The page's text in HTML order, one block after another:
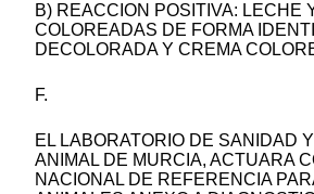
B) REACCION POSITIVA: LECHE
COLOREADAS DE FORMA
DECOLORADA Y CREMA
F.
EL LABORATORIO DE SANIDAD
ANIMAL DE MURCIA, ACTUARA
NACIONAL DE REFERENCIA